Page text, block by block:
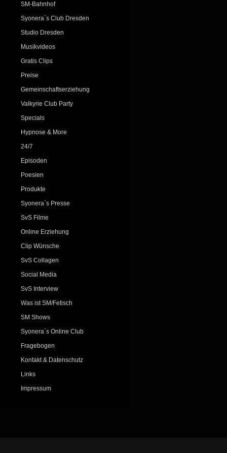
SM-Bahnhof
Syonera`s Club Dresden
Studio Dresden
Musikvideos
Gratis Clips
Preise
Gemeinschaftserziehung
Valkyrie Club Party
Specials
Hypnose & More
24/7
Episoden
Poesien
Produkte
Syonera`s Presse
SvS Filme
Online Erziehung
Clip Wünsche
SvS Collagen
Social Media
SvS Interview
Was ist SM/Fetisch
SM Shows
Syonera`s Online Club
Fragebogen
Kontakt & Datenschutz
Links
Impressum